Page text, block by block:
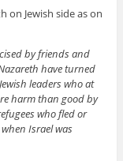
on Jewish side as on
by friends and
have turned
leaders who at
harm than good by
who fled or
Israel was